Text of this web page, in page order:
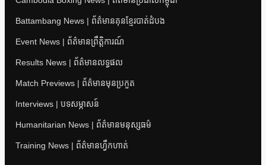
Battambang News | ព័ត៌មានគុនខ្មែរបាត់ដំបង
Event News | ព័ត៌មានព្រឹត្តិការណ៍
Results News | ព័ត៌មានលទ្ធផល
Match Previews | ព័ត៌មានមុនប្រកួត
Interviews | បទសម្ភាសន៍
Humanitarian News | ព័ត៌មានមនុស្សធម៌
Training News | ព័ត៌មានហ្វឹកហាត់